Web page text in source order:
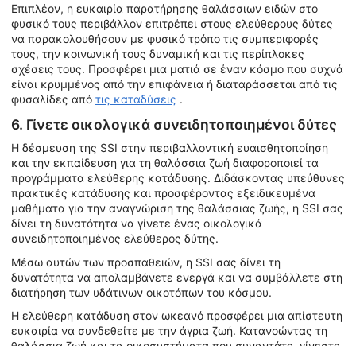
Επιπλέον, η ευκαιρία παρατήρησης θαλάσσιων ειδών στο
φυσικό τους περιβάλλον επιτρέπει στους ελεύθερους δύτες
να παρακολουθήσουν με φυσικό τρόπο τις συμπεριφορές
τους, την κοινωνική τους δυναμική και τις περίπλοκες
σχέσεις τους. Προσφέρει μια ματιά σε έναν κόσμο που συχνά
είναι κρυμμένος από την επιφάνεια ή διαταράσσεται από τις
φυσαλίδες από τις καταδύσεις .
6. Γίνετε οικολογικά συνειδητοποιημένοι δύτες
Η δέσμευση της SSI στην περιβαλλοντική ευαισθητοποίηση
και την εκπαίδευση για τη θαλάσσια ζωή διαφοροποιεί τα
προγράμματα ελεύθερης κατάδυσης. Διδάσκοντας υπεύθυνες
πρακτικές κατάδυσης και προσφέροντας εξειδικευμένα
μαθήματα για την αναγνώριση της θαλάσσιας ζωής, η SSI σας
δίνει τη δυνατότητα να γίνετε ένας οικολογικά
συνειδητοποιημένος ελεύθερος δύτης.
Μέσω αυτών των προσπαθειών, η SSI σας δίνει τη
δυνατότητα να απολαμβάνετε ενεργά και να συμβάλλετε στη
διατήρηση των υδάτινων οικοτόπων του κόσμου.
Η ελεύθερη κατάδυση στον ωκεανό προσφέρει μια απίστευτη
ευκαιρία να συνδεθείτε με την άγρια ζωή. Κατανοώντας τη